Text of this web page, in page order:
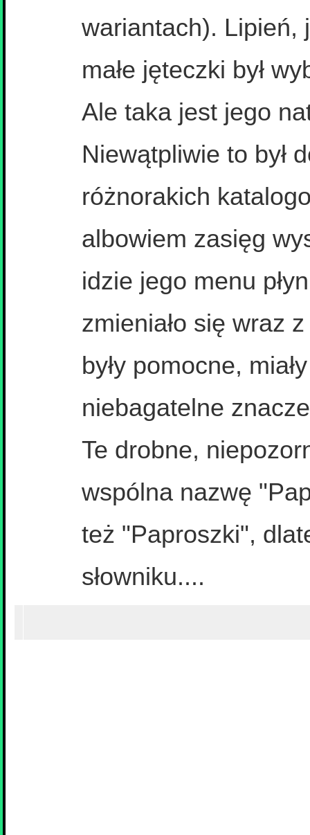
wariantach). Lipień,
małe jęteczki był
Ale taka jest jego
Niewątpliwie to był
różnorakich
albowiem zasięg
idzie jego menu
zmieniało się wraz
były pomocne, miały
niebagatelne
Te drobne,
wspólna nazwę
też "Paproszki",
słowniku....